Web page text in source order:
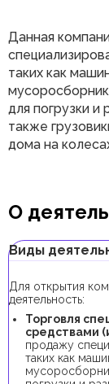
Данная
таких как
для погрузки и
также
дома на
О
Виды
Для открытия
деятельность:
Торговля
средствами
продажу
таких как